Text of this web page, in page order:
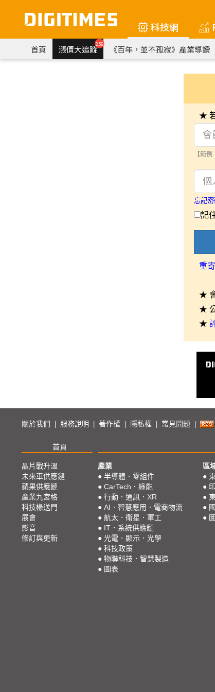
科技網
首頁 漲價大追蹤259 《百年，並不孤寂》產業導讀
★
【範
忘記
記
重
★
★
★
關於我們 服務說明 著作權 隱私權 常見問題
首頁
晶片戰升溫
未來車供應鏈
蘋果供應鏈
產業九宮格
科技椽送門
展會
影音
修訂與更新
產業
● 半導體．零組件
● CarTech．綠能
● 行動．通訊．XR
● AI．智慧應用．電商物流
● 航太．衛星．軍工
● IT．系統供應鏈
● 光電．顯示．光學
● 科技政策
● 物聯科技．智慧製造
● 圖表
區
●
●
●
●
●